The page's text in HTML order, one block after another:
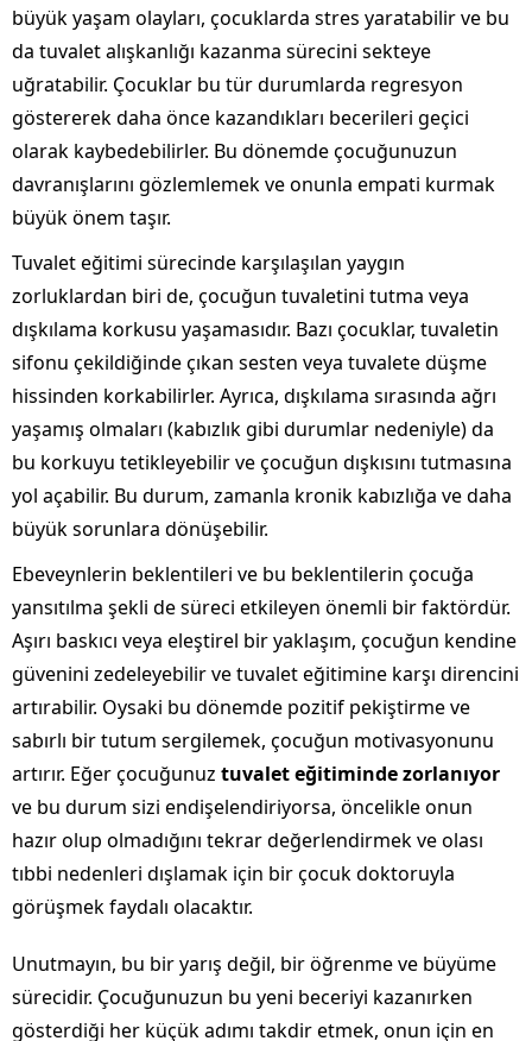
büyük yaşam olayları, çocuklarda stres yaratabilir ve bu
da tuvalet alışkanlığı kazanma sürecini sekteye
uğratabilir. Çocuklar bu tür durumlarda regresyon
göstererek daha önce kazandıkları becerileri geçici
olarak kaybedebilirler. Bu dönemde çocuğunuzun
davranışlarını gözlemlemek ve onunla empati kurmak
büyük önem taşır.
Tuvalet eğitimi sürecinde karşılaşılan yaygın
zorluklardan biri de, çocuğun tuvaletini tutma veya
dışkılama korkusu yaşamasıdır. Bazı çocuklar, tuvaletin
sifonu çekildiğinde çıkan sesten veya tuvalete düşme
hissinden korkabilirler. Ayrıca, dışkılama sırasında ağrı
yaşamış olmaları (kabızlık gibi durumlar nedeniyle) da
bu korkuyu tetikleyebilir ve çocuğun dışkısını tutmasına
yol açabilir. Bu durum, zamanla kronik kabızlığa ve daha
büyük sorunlara dönüşebilir.
Ebeveynlerin beklentileri ve bu beklentilerin çocuğa
yansıtılma şekli de süreci etkileyen önemli bir faktördür.
Aşırı baskıcı veya eleştirel bir yaklaşım, çocuğun kendine
güvenini zedeleyebilir ve tuvalet eğitimine karşı direncini
artırabilir. Oysaki bu dönemde pozitif pekiştirme ve
sabırlı bir tutum sergilemek, çocuğun motivasyonunu
artırır. Eğer çocuğunuz tuvalet eğitiminde zorlanıyor
ve bu durum sizi endişelendiriyorsa, öncelikle onun
hazır olup olmadığını tekrar değerlendirmek ve olası
tıbbi nedenleri dışlamak için bir çocuk doktoruyla
görüşmek faydalı olacaktır.
Unutmayın, bu bir yarış değil, bir öğrenme ve büyüme
sürecidir. Çocuğunuzun bu yeni beceriyi kazanırken
gösterdiği her küçük adımı takdir etmek, onun için en